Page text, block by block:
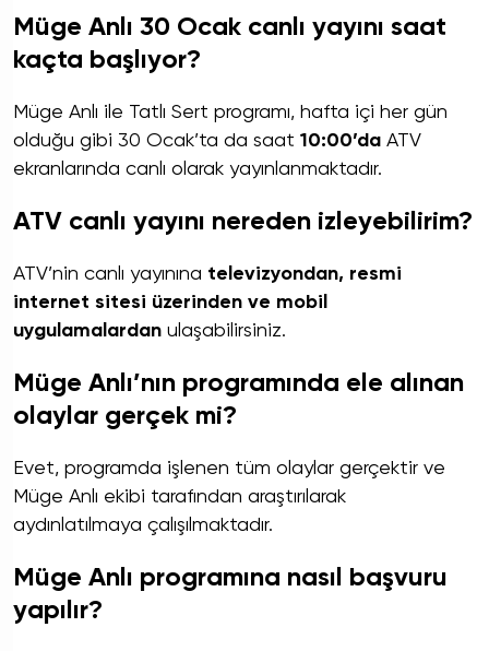
Müge Anlı 30 Ocak canlı yayını saat
kaçta başlıyor?
Müge Anlı ile Tatlı Sert programı, hafta içi her gün
olduğu gibi 30 Ocak’ta da saat 10:00’da ATV
ekranlarında canlı olarak yayınlanmaktadır.
ATV canlı yayını nereden izleyebilirim?
ATV’nin canlı yayınına televizyondan, resmi
internet sitesi üzerinden ve mobil
uygulamalardan ulaşabilirsiniz.
Müge Anlı’nın programında ele alınan
olaylar gerçek mi?
Evet, programda işlenen tüm olaylar gerçektir ve
Müge Anlı ekibi tarafından araştırılarak
aydınlatılmaya çalışılmaktadır.
Müge Anlı programına nasıl başvuru
yapılır?